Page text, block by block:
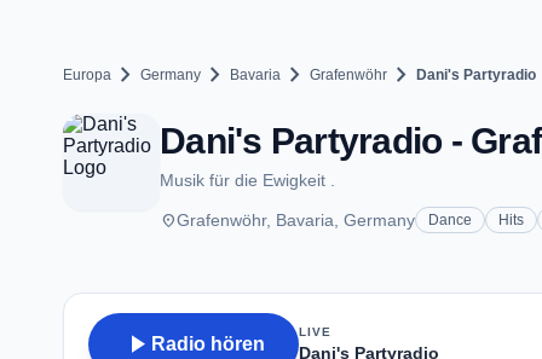
Europa chevron_right Germany chevron_right Bavaria chevron_right Grafenwöhr chevron_right Dani's Partyradio
Dani's Partyradio -
Musik für die Ewigkeit .
placeGrafenwöhr, Bavaria, Germany Dance Hits
play_arrow Radio hören
LIVE
Dani's Partyradio